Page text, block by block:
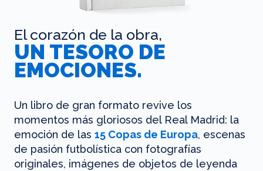
El corazón de la obra,
UN TESORO DE
EMOCIONES.
Un libro de gran formato revive los
momentos más gloriosos del Real Madrid: la
emoción de las 15 Copas de Europa, escenas
de pasión futbolística con fotografías
originales, imágenes de objetos de leyenda